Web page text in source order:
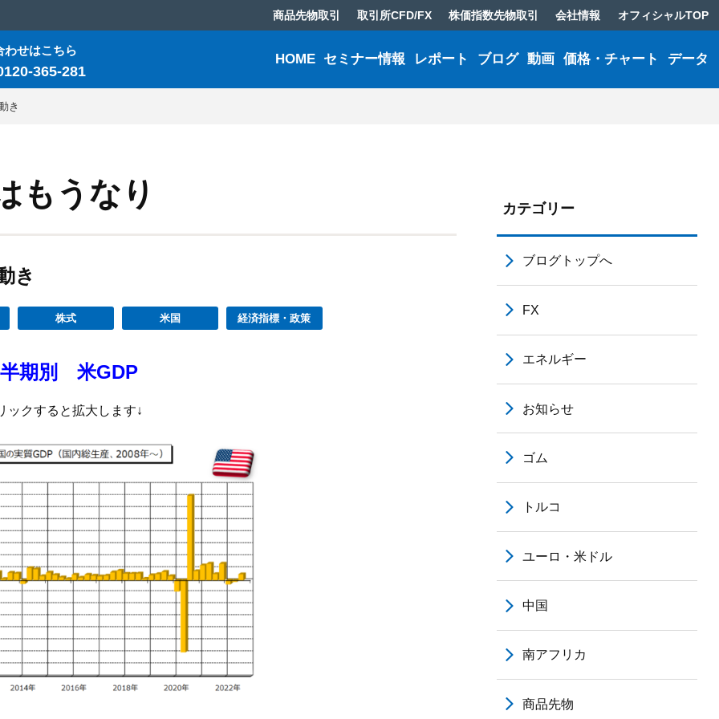
商品先物取引 取引所CFD/FX 株価指数先物取引 会社情報 オフィシャルTOP
わせはこちら
365-281
HOME セミナー情報 レポート ブログ 動画 価格・チャート データ
き
もうなり
き
株式 米国 経済指標・政策
期別 米GDP
ックすると拡大します↓
カテゴリー
ブログトップへ
FX
エネルギー
お知らせ
ゴム
トルコ
ユーロ・米ドル
中国
南アフリカ
商品先物